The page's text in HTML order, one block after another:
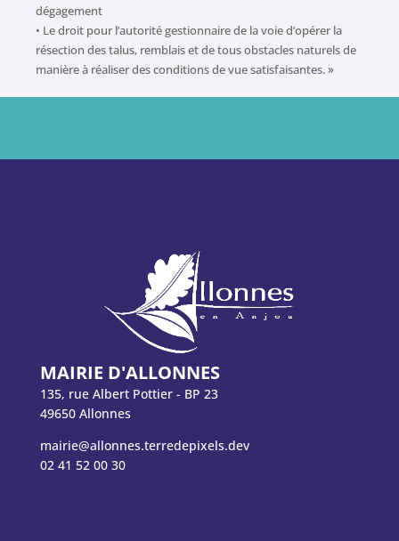
dégagement
• Le droit pour l’autorité gestionnaire de la voie d’opérer la
résection des talus, remblais et de tous obstacles naturels de
manière à réaliser des conditions de vue satisfaisantes. »
MAIRIE D'ALLONNES
135, rue Albert Pottier - BP 23
49650 Allonnes
mairie@allonnes.terredepixels.dev
02 41 52 00 30